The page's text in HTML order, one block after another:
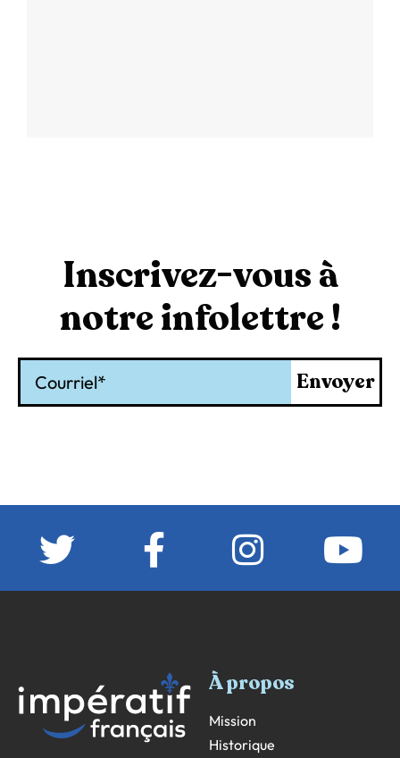
Inscrivez-vous à
notre infolettre !
Envoyer
À propos
Mission
Historique